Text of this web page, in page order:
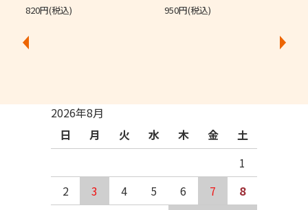
820円(税込) 950円(税込)
2026年8月
日
月 火 水 木 金
土
1
2
3 4 5 6 7
8